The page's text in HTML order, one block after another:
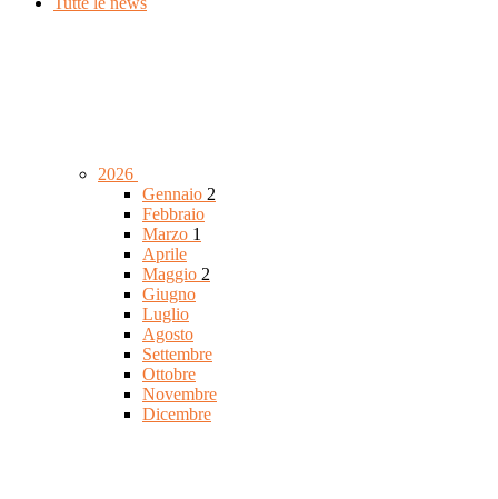
2026
Gennaio 2
Febbraio
Marzo 1
Aprile
Maggio 2
Giugno
Luglio
Agosto
Settembre
Ottobre
Novembre
Dicembre